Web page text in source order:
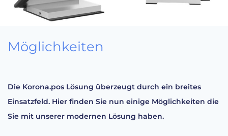
Möglichkeiten
Die Korona.pos Lösung überzeugt durch ein breites
Einsatzfeld. Hier finden Sie nun einige Möglichkeiten die
Sie mit unserer modernen Lösung haben.